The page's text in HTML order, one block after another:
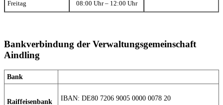
Freitag 08:00 Uhr – 12:00 Uhr
Bankverbindung der Verwaltungsgemeinschaft
Aindling
Bank
Raiffeisenbank IBAN: DE80 7206 9005 0000 0078 20